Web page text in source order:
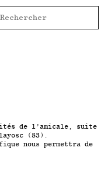
de l’amicale, suite
(83).
nous permettra de